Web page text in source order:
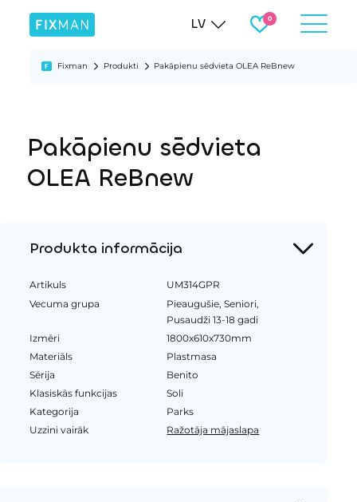
LV
Fixman Produkti Pakāpienu sēdvieta OLEA ReBnew
Pakāpienu sēdvieta
OLEA ReBnew
Produkta informācija
Artikuls
UM314GPR
Vecuma grupa
Pieaugušie, Seniori,
Pusaudži 13-18 gadi
Izmēri
1800x610x730mm
Materiāls
Plastmasa
Sērija
Benito
Klasiskās funkcijas
Soli
Kategorija
Parks
Uzzini vairāk
Ražotāja mājaslapa